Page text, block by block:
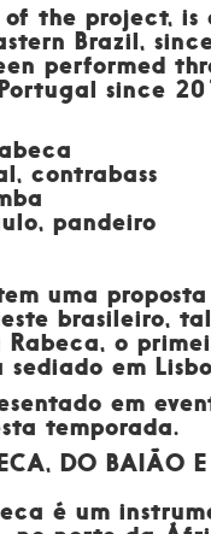
the project,
Brazil,
performed
since
contrabass
pandeiro
uma
brasileiro,
Rabeca, o
em
em
temporada.
DO BAIÃO
é um